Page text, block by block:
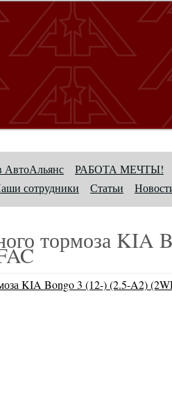
АвтоАльянс РАБОТА МЕЧТЫ!
сотрудники Статьи
тормоза